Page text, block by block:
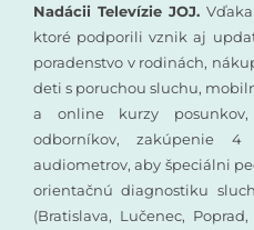
Nadácii Televízie JOJ.
ktoré podporili vznik aj
poradenstvo v rodinách,
deti s poruchou sluchu,
a online kurzy
odborníkov, zakúpenie 4
audiometrov, aby špeciálni
orientačnú diagnostiku
(Bratislava, Lučenec,